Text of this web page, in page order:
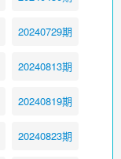
20240729期
20240813期
20240819期
20240823期